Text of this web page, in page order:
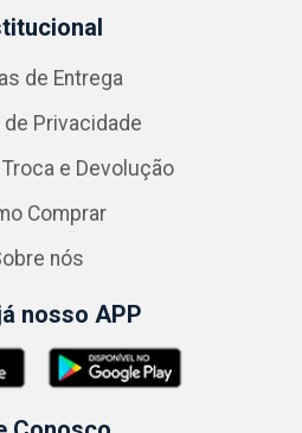
de Entrega
de Privacidade
e Devolução
Comprar
nós
nosso APP